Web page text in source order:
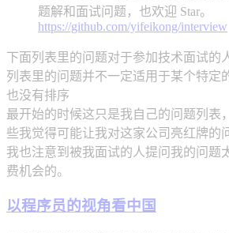
题解和面试问题，也欢迎 Star。
https://github.com/yifeikong/interview
下面列表里的问题对于参加技术面试的
列表里的问题并不一定适用于某个特定
也没有排序
最开始的时候这只是我自己的问题列表
些我觉得可能让我对这家公司亮红牌的
我也注意到被我面试的人提问我的问题
费机会的。
以程序员的视角看中国